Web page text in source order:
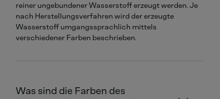
reiner ungebundener Wasserstoff erzeugt werden. Je
nach Herstellungsverfahren wird der erzeugte
Wasserstoff umgangssprachlich mittels
verschiedener Farben beschrieben.
Was sind die Farben des